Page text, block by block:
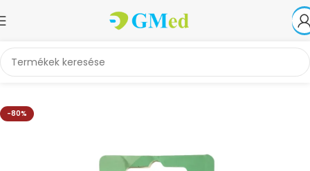
Kezdőlap Akciók
-80%